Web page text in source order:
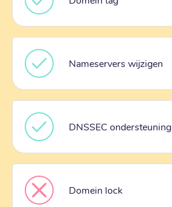
Nameservers wijzigen
DNSSEC ondersteuning
Domein lock